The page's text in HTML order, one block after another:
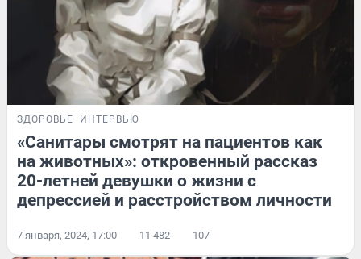
ЗДОРОВЬЕ ИНТЕРВЬЮ
«Санитары смотрят на пациентов как
на животных»: откровенный рассказ
20-летней девушки о жизни с
депрессией и расстройством личности
7 января, 2024, 17:00 11 482 107